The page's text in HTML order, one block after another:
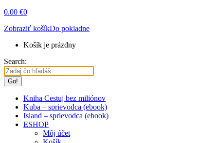
0.00 €0
Zobraziť košíkDo pokladne
Košík je prázdny
Search:
Kniha Cestuj bez miliónov
Kuba – sprievodca (ebook)
Island – sprievodca (ebook)
ESHOP
Môj účet